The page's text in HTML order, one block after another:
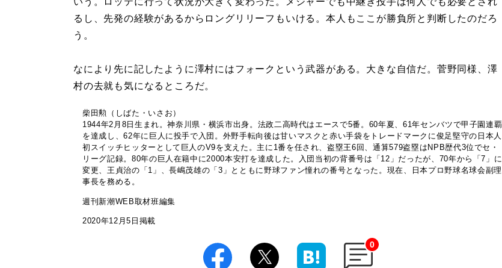
るし、先発の経験があるからロングリリーフもいける。本人もここが勝負所と判断したのだろ
う。
なにより先に記したように澤村にはフォークという武器がある。大きな自信だ。菅野同様、澤
村の去就も気になるところだ。
柴田勲（しばた・いさお）
1944年2月8日生まれ。神奈川県・横浜市出身。法政二高時代はエースで5番。60年夏、61年センバツで甲子園連覇
を達成し、62年に巨人に投手で入団。外野手転向後は甘いマスクと赤い手袋をトレードマークに俊足堅守の日本人
初スイッチヒッターとして巨人のV9を支えた。主に1番を任され、盗塁王6回、通算579盗塁はNPB歴代3位でセ・
リーグ記録。80年の巨人在籍中に2000本安打を達成した。入団当初の背番号は「12」だったが、70年から「7」に
変更、王貞治の「1」、長嶋茂雄の「3」とともに野球ファン憧れの番号となった。現在、日本プロ野球名球会副理
事長を務める。
週刊新潮WEB取材班編集
2020年12月5日掲載
0